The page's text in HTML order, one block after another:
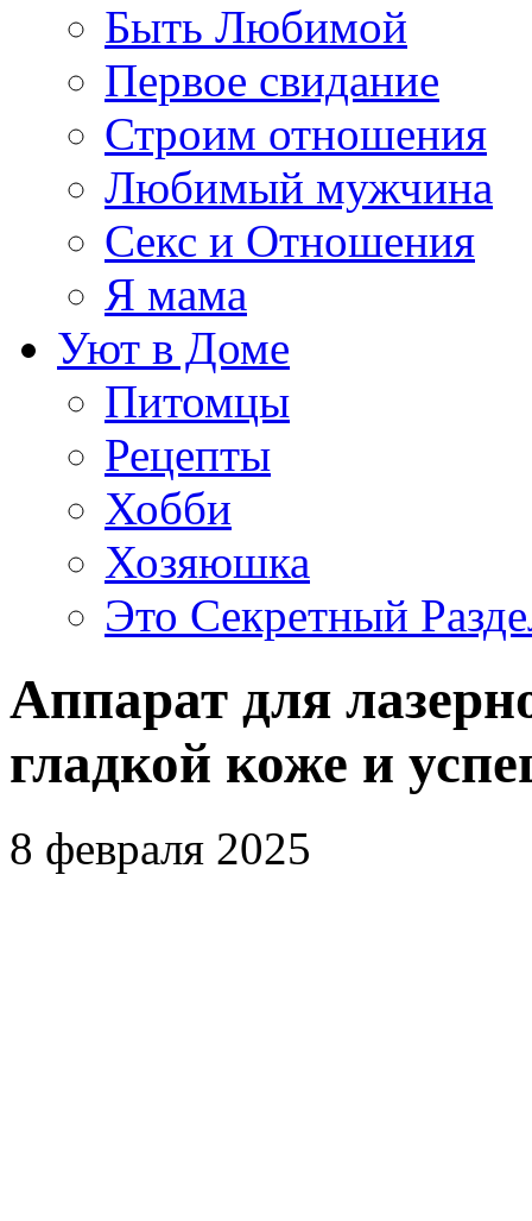
Быть Любимой
Первое свидание
Строим отношения
Любимый мужчина
Секс и Отношения
Я мама
Уют в Доме
Питомцы
Рецепты
Хобби
Хозяюшка
Это Секретный
Аппарат для
гладкой коже и
8 февраля 2025